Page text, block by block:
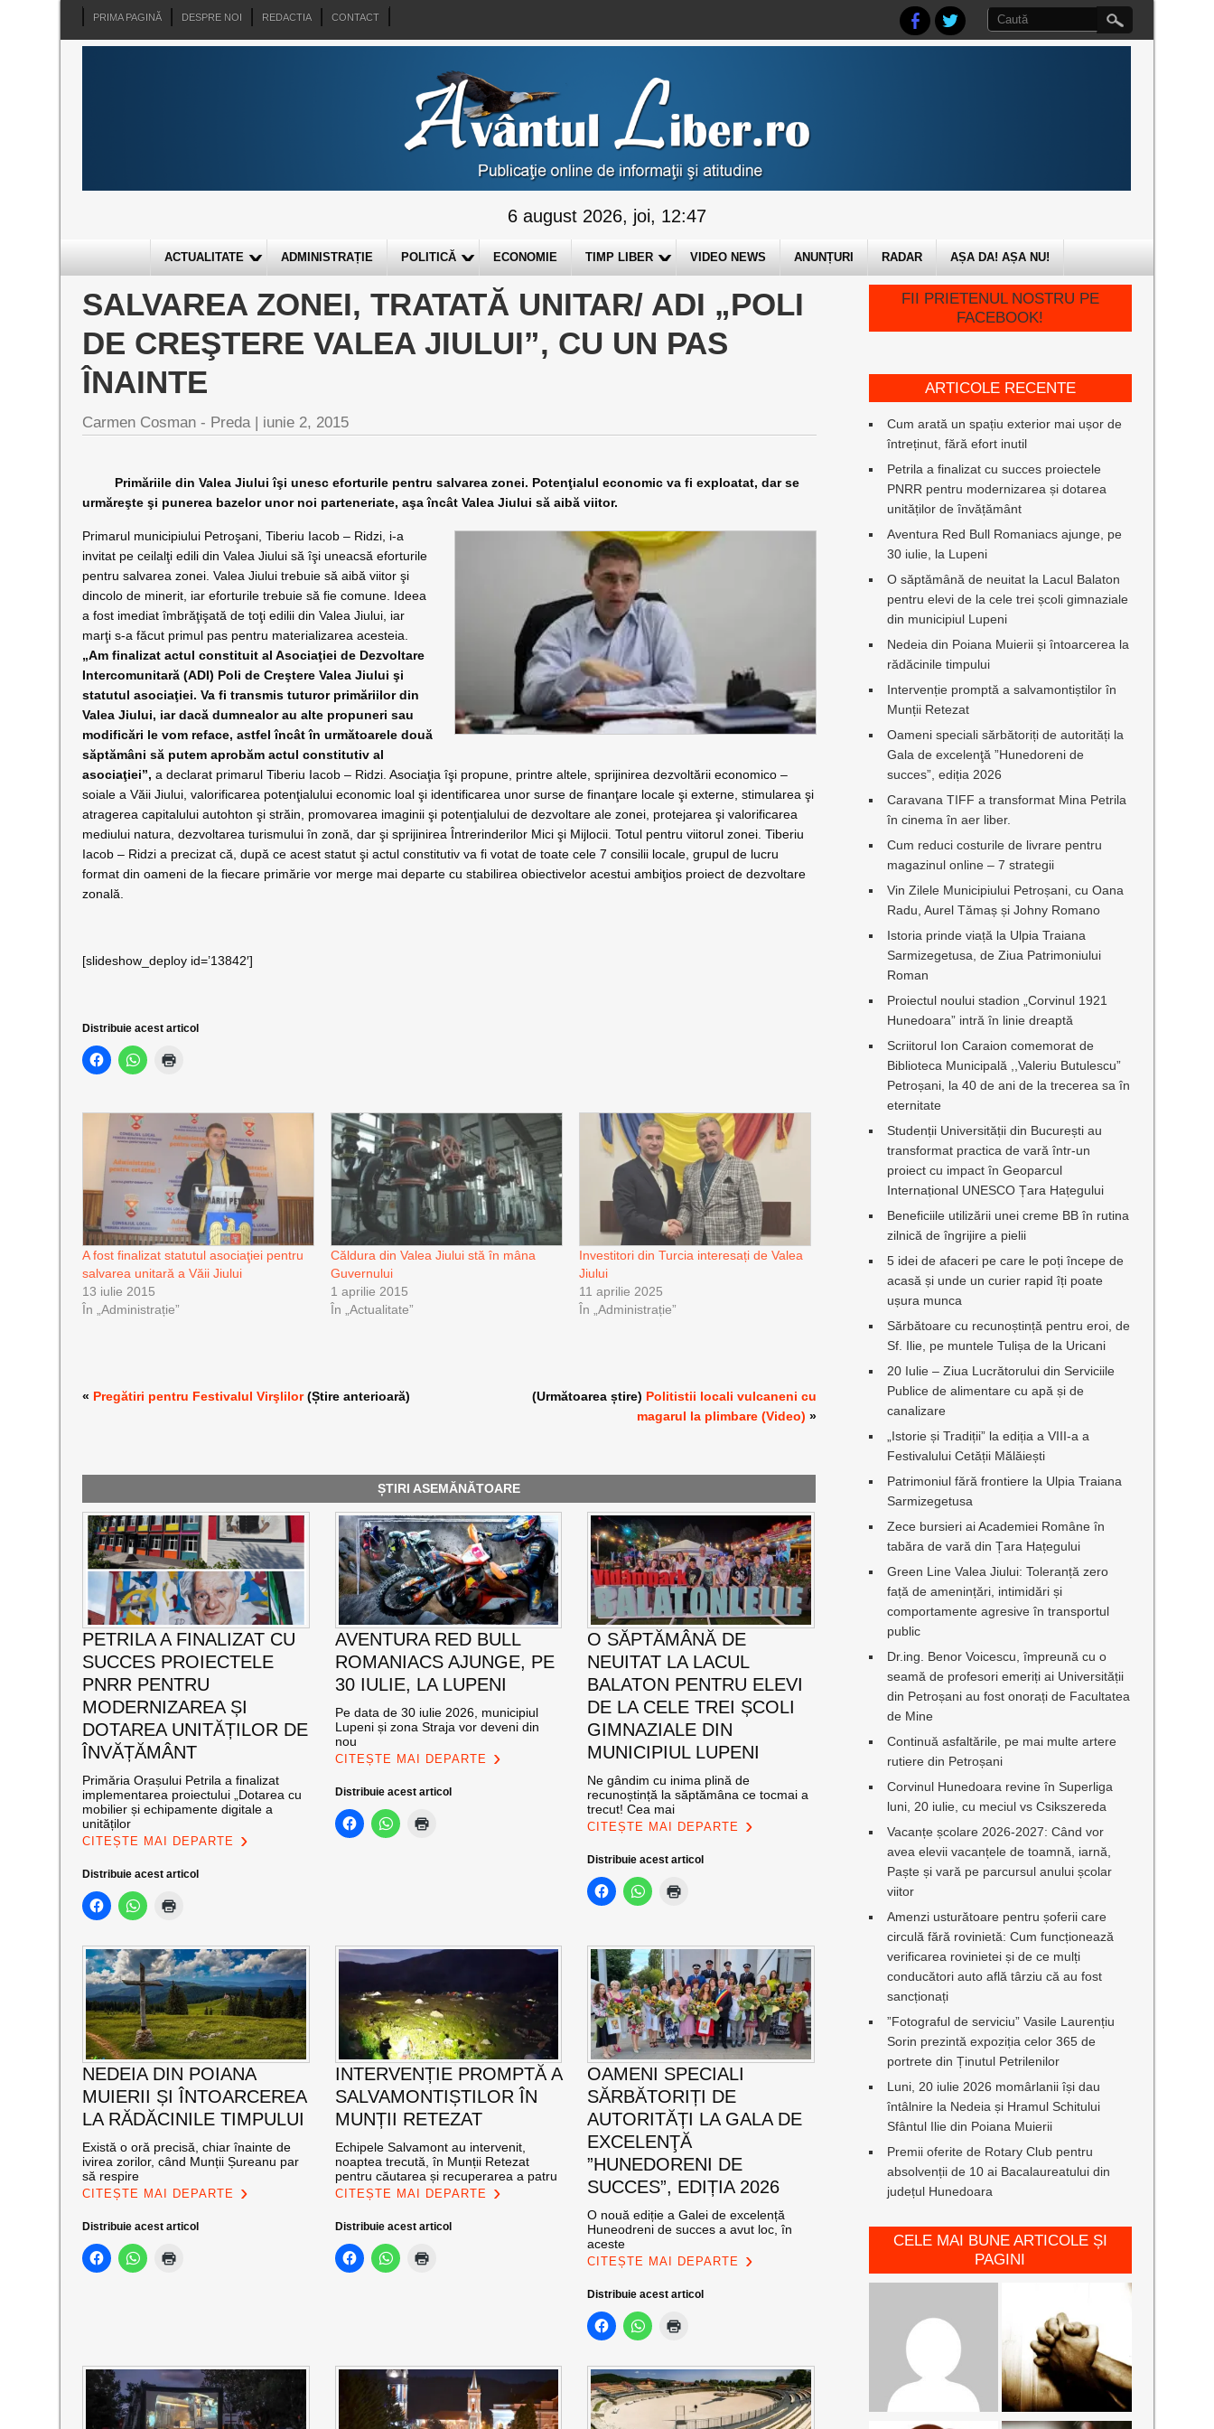
PRIMA PAGINĂ DESPRE NOI REDACTIA CONTACT
6 august 2026, joi, 12:47
ACTUALITATE ADMINISTRAȚIE POLITICĂ ECONOMIE TIMP LIBER VIDEO NEWS ANUNȚURI RADAR AȘA DA! AȘA NU!
SALVAREA ZONEI, TRATATĂ UNITAR/ ADI „POLI
DE CREŞTERE VALEA JIULUI”, CU UN PAS
ÎNAINTE
Carmen Cosman - Preda | iunie 2, 2015
Primăriile din Valea Jiului îşi unesc eforturile pentru salvarea zonei. Potenţialul economic va fi exploatat, dar se
urmăreşte şi punerea bazelor unor noi parteneriate, aşa încât Valea Jiului să aibă viitor.
Primarul municipiului Petroşani, Tiberiu Iacob – Ridzi, i-a
invitat pe ceilalţi edili din Valea Jiului să îşi uneacsă eforturile
pentru salvarea zonei. Valea Jiului trebuie să aibă viitor şi
dincolo de minerit, iar eforturile trebuie să fie comune. Ideea
a fost imediat îmbrăţişată de toţi edilii din Valea Jiului, iar
marţi s-a făcut primul pas pentru materializarea acesteia.
„Am finalizat actul constituit al Asociaţiei de Dezvoltare
Intercomunitară (ADI) Poli de Creştere Valea Jiului şi
statutul asociaţiei. Va fi transmis tuturor primăriilor din
Valea Jiului, iar dacă dumnealor au alte propuneri sau
modificări le vom reface, astfel încât în următoarele două
săptămâni să putem aprobăm actul constitutiv al
asociaţiei”, a declarat primarul Tiberiu Iacob – Ridzi. Asociaţia îşi propune, printre altele, sprijinirea dezvoltării economico –
soiale a Văii Jiului, valorificarea potenţialului economic loal şi identificarea unor surse de finanţare locale şi externe, stimularea şi
atragerea capitalului autohton şi străin, promovarea imaginii şi potenţialului de dezvoltare ale zonei, protejarea şi valorificarea
mediului natura, dezvoltarea turismului în zonă, dar şi sprijinirea Întrerinderilor Mici şi Mijlocii. Totul pentru viitorul zonei. Tiberiu
Iacob – Ridzi a precizat că, după ce acest statut şi actul constitutiv va fi votat de toate cele 7 consilii locale, grupul de lucru
format din oameni de la fiecare primărie vor merge mai departe cu stabilirea obiectivelor acestui ambiţios proiect de dezvoltare
zonală.
[slideshow_deploy id=’13842′]
Distribuie acest articol
A fost finalizat statutul asociaţiei pentru
salvarea unitară a Văii Jiului
13 iulie 2015
În „Administrație”
Căldura din Valea Jiului stă în mâna
Guvernului
1 aprilie 2015
În „Actualitate”
Investitori din Turcia interesați de Valea
Jiului
11 aprilie 2025
În „Administrație”
« Pregătiri pentru Festivalul Virşlilor(Știre anterioară) (Următoarea știre) Politistii locali vulcaneni cu
magarul la plimbare (Video) »
ȘTIRI ASEMĂNĂTOARE
PETRILA A FINALIZAT CU
SUCCES PROIECTELE
PNRR PENTRU
MODERNIZAREA ȘI
DOTAREA UNITĂȚILOR DE
ÎNVĂȚĂMÂNT
Primăria Orașului Petrila a finalizat
implementarea proiectului „Dotarea cu
mobilier și echipamente digitale a
unităților
CITEȘTE MAI DEPARTE
Distribuie acest articol
AVENTURA RED BULL
ROMANIACS AJUNGE, PE
30 IULIE, LA LUPENI
Pe data de 30 iulie 2026, municipiul
Lupeni și zona Straja vor deveni din
nou
CITEȘTE MAI DEPARTE
Distribuie acest articol
O SĂPTĂMÂNĂ DE
NEUITAT LA LACUL
BALATON PENTRU ELEVI
DE LA CELE TREI ȘCOLI
GIMNAZIALE DIN
MUNICIPIUL LUPENI
Ne gândim cu inima plină de
recunoștință la săptămâna ce tocmai a
trecut! Cea mai
CITEȘTE MAI DEPARTE
Distribuie acest articol
NEDEIA DIN POIANA
MUIERII ȘI ÎNTOARCEREA
LA RĂDĂCINILE TIMPULUI
Există o oră precisă, chiar înainte de
ivirea zorilor, când Munții Șureanu par
să respire
CITEȘTE MAI DEPARTE
Distribuie acest articol
INTERVENȚIE PROMPTĂ A
SALVAMONTIȘTILOR ÎN
MUNȚII RETEZAT
Echipele Salvamont au intervenit,
noaptea trecută, în Munții Retezat
pentru căutarea și recuperarea a patru
CITEȘTE MAI DEPARTE
Distribuie acest articol
OAMENI SPECIALI
SĂRBĂTORIȚI DE
AUTORITĂȚI LA GALA DE
EXCELENŢĂ
”HUNEDORENI DE
SUCCES”, EDIȚIA 2026
O nouă ediție a Galei de excelență
Huneodreni de succes a avut loc, în
aceste
CITEȘTE MAI DEPARTE
Distribuie acest articol
FII PRIETENUL NOSTRU PE
FACEBOOK!
ARTICOLE RECENTE
Cum arată un spațiu exterior mai ușor de
întreținut, fără efort inutil
Petrila a finalizat cu succes proiectele
PNRR pentru modernizarea și dotarea
unităților de învățământ
Aventura Red Bull Romaniacs ajunge, pe
30 iulie, la Lupeni
O săptămână de neuitat la Lacul Balaton
pentru elevi de la cele trei școli gimnaziale
din municipiul Lupeni
Nedeia din Poiana Muierii și întoarcerea la
rădăcinile timpului
Intervenție promptă a salvamontiștilor în
Munții Retezat
Oameni speciali sărbătoriți de autorități la
Gala de excelenţă ”Hunedoreni de
succes”, ediția 2026
Caravana TIFF a transformat Mina Petrila
în cinema în aer liber.
Cum reduci costurile de livrare pentru
magazinul online – 7 strategii
Vin Zilele Municipiului Petroșani, cu Oana
Radu, Aurel Tămaș și Johny Romano
Istoria prinde viață la Ulpia Traiana
Sarmizegetusa, de Ziua Patrimoniului
Roman
Proiectul noului stadion „Corvinul 1921
Hunedoara” intră în linie dreaptă
Scriitorul Ion Caraion comemorat de
Biblioteca Municipală ,,Valeriu Butulescu”
Petroșani, la 40 de ani de la trecerea sa în
eternitate
Studenții Universității din București au
transformat practica de vară într-un
proiect cu impact în Geoparcul
Internațional UNESCO Țara Hațegului
Beneficiile utilizării unei creme BB în rutina
zilnică de îngrijire a pielii
5 idei de afaceri pe care le poți începe de
acasă și unde un curier rapid îți poate
ușura munca
Sărbătoare cu recunoștință pentru eroi, de
Sf. Ilie, pe muntele Tulișa de la Uricani
20 Iulie – Ziua Lucrătorului din Serviciile
Publice de alimentare cu apă și de
canalizare
„Istorie și Tradiții” la ediția a VIII-a a
Festivalului Cetății Mălăiești
Patrimoniul fără frontiere la Ulpia Traiana
Sarmizegetusa
Zece bursieri ai Academiei Române în
tabăra de vară din Țara Hațegului
Green Line Valea Jiului: Toleranță zero
față de amenințări, intimidări și
comportamente agresive în transportul
public
Dr.ing. Benor Voicescu, împreună cu o
seamă de profesori emeriți ai Universității
din Petroșani au fost onorați de Facultatea
de Mine
Continuă asfaltările, pe mai multe artere
rutiere din Petroșani
Corvinul Hunedoara revine în Superliga
luni, 20 iulie, cu meciul vs Csikszereda
Vacanțe școlare 2026-2027: Când vor
avea elevii vacanțele de toamnă, iarnă,
Paște și vară pe parcursul anului școlar
viitor
Amenzi usturătoare pentru șoferii care
circulă fără rovinietă: Cum funcționează
verificarea rovinietei și de ce mulți
conducători auto află târziu că au fost
sancționați
”Fotograful de serviciu” Vasile Laurențiu
Sorin prezintă expoziția celor 365 de
portrete din Ținutul Petrilenilor
Luni, 20 iulie 2026 momârlanii își dau
întâlnire la Nedeia și Hramul Schitului
Sfântul Ilie din Poiana Muierii
Premii oferite de Rotary Club pentru
absolvenții de 10 ai Bacalaureatului din
județul Hunedoara
CELE MAI BUNE ARTICOLE ȘI
PAGINI